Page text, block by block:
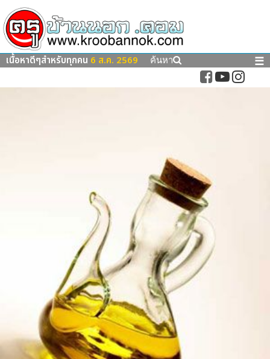
เนื้อหาดีๆสำหรับทุกคน 6 ส.ค. 2569 ค้นหา ☰